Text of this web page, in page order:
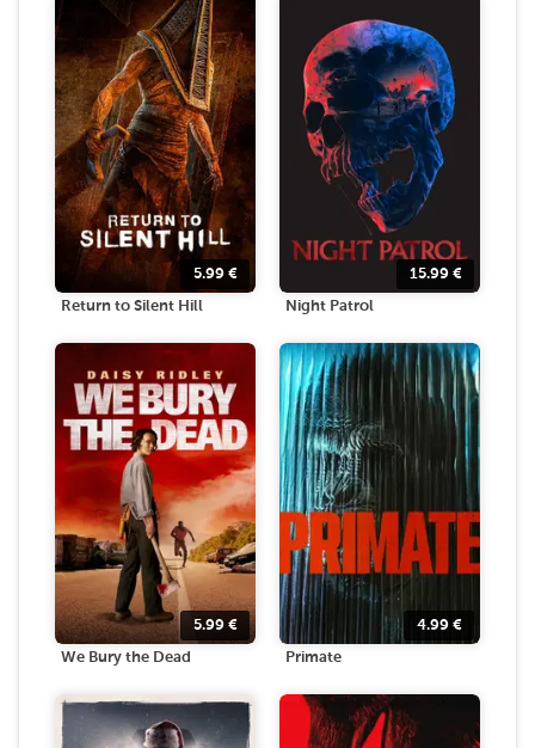
5.99 €
Return to Silent Hill
15.99 €
Night Patrol
5.99 €
We Bury the Dead
4.99 €
Primate